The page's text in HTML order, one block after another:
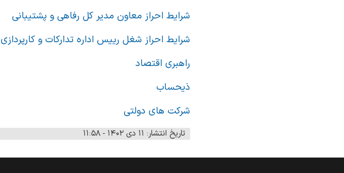
شرایط احراز معاون مدیر کل رفاهی و پشتیبانی
شرایط احراز شغل رییس اداره تدارکات و کارپردازی
راهبری اقتصاد
ذیحساب
شرکت های دولتی
تاریخ انتشار: ۱۱ دی ۱۴۰۲ - ۱۱:۵۸